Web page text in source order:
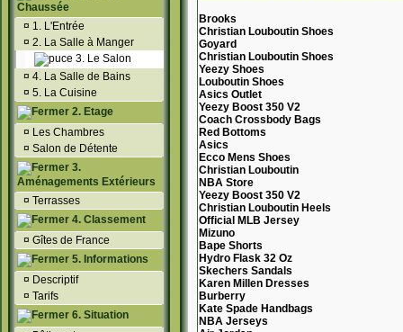
Chaussée
¤ 1. L'Entrée
¤ 2. La Salle à Manger
3. Le Salon
¤ 4. La Salle de Bains
¤ 5. La Cuisine
2. Etage
¤ Les Chambres
¤ Salon de Détente
3.
Aménagements Extérieurs
¤ Terrasses
4. Classement
¤ Gîtes de France
5. Informations
¤ Descriptif
¤ Tarifs
6. Situation
Brooks
Christian Louboutin Shoes
Goyard
Christian Louboutin Shoes
Yeezy Shoes
Louboutin Shoes
Asics Outlet
Yeezy Boost 350 V2
Coach Crossbody Bags
Red Bottoms
Asics
Ecco Mens Shoes
Christian Louboutin
NBA Store
Yeezy Boost 350 V2
Christian Louboutin Heels
Official MLB Jersey
Mizuno
Bape Shorts
Hydro Flask 32 Oz
Skechers Sandals
Karen Millen Dresses
Burberry
Kate Spade Handbags
NBA Jerseys